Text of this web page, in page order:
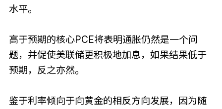
水平。
高于预期的核心PCE将表明通胀仍然是一个问
题，并促使美联储更积极地加息，如果结果低于
预期，反之亦然。
鉴于利率倾向于向黄金的相反方向发展，因为随